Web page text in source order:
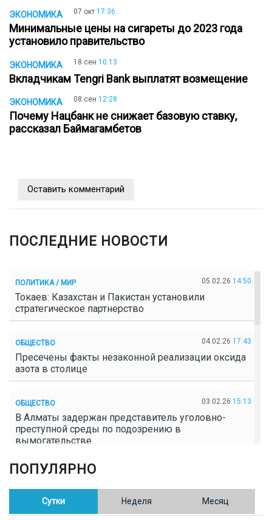
ЭКОНОМИКА 07 окт 17:36
Минимальные цены на сигареты до 2023 года
установило правительство
ЭКОНОМИКА 18 сен 10:13
Вкладчикам Tengri Bank выплатят возмещение
ЭКОНОМИКА 08 сен 12:28
Почему Нацбанк не снижает базовую ставку,
рассказал Баймагамбетов
Оставить комментарий
ПОСЛЕДНИЕ НОВОСТИ
ПОЛИТИКА / МИР 05.02.26 14:50
Токаев: Казахстан и Пакистан установили
стратегическое партнерство
ОБЩЕСТВО 04.02.26 17:43
Пресечены факты незаконной реализации оксида
азота в столице
ОБЩЕСТВО 03.02.26 15:13
В Алматы задержан представитель уголовно-
преступной среды по подозрению в
вымогательстве
ОБЩЕСТВО
Полицейские пресекли незаконное выращивание
конопли в Таразе
ПОПУЛЯРНО
Сутки Неделя Месяц